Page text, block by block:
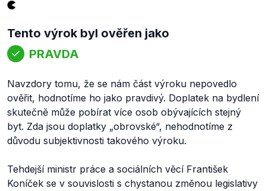
Tento výrok byl ověřen jako
PRAVDA
Navzdory tomu, že se nám část výroku nepovedlo
ověřit, hodnotíme ho jako pravdivý. Doplatek na bydlení
skutečně může pobírat více osob obývajících stejný
byt. Zda jsou doplatky „obrovské“, nehodnotíme z
důvodu subjektivnosti takového výroku.
Tehdejší ministr práce a sociálních věcí František
Koníček se v souvislosti s chystanou změnou legislativy